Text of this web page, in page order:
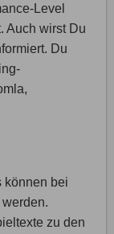
Level
Auch wirst Du
Du
können bei
zu den